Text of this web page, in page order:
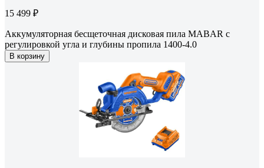
15 499 ₽
Аккумуляторная бесщеточная дисковая пила MABAR с
регулировкой угла и глубины пропила 1400-4.0
В корзину